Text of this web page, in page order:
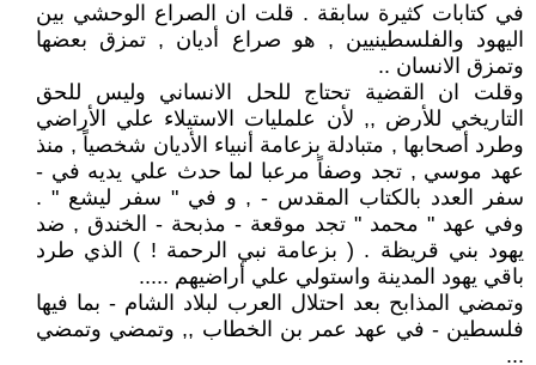
في كتابات كثيرة سابقة . قلت ان الصراع الوحشي بين
اليهود والفلسطينيين , هو صراع أديان , تمزق بعضها
وتمزق الانسان ..
وقلت ان القضية تحتاج للحل الانساني وليس للحق
التاريخي للأرض ,, لأن علمليات الاستيلاء علي الأراضي
وطرد أصحابها , متبادلة بزعامة أنبياء الأديان شخصياً , منذ
عهد موسي , تجد وصفاً مرعبا لما حدث علي يديه في -
سفر العدد بالكتاب المقدس - , و في " سفر ليشع " .
وفي عهد " محمد " تجد موقعة - مذبحة - الخندق , ضد
يهود بني قريظة . ( بزعامة نبي الرحمة ! ) الذي طرد
باقي يهود المدينة واستولي علي أراضيهم .....
وتمضي المذابح بعد احتلال العرب لبلاد الشام - بما فيها
فلسطين - في عهد عمر بن الخطاب ,, وتمضي وتمضي
...